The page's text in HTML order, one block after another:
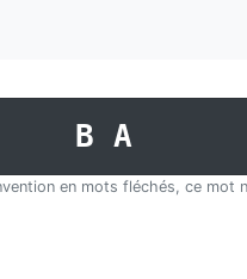
BA
en mots fléchés, ce mot